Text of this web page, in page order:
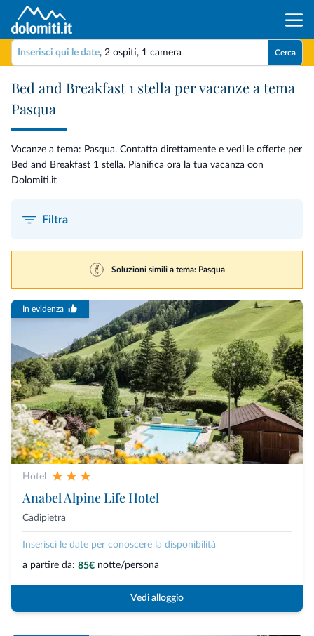
Inserisci qui le date, 2 ospiti, 1 camera Cerca
Bed and Breakfast 1 stella per vacanze a tema
Pasqua
Vacanze a tema: Pasqua. Contatta direttamente e vedi le offerte per
Bed and Breakfast 1 stella. Pianifica ora la tua vacanza con
Dolomiti.it
Filtra
Soluzioni simili a tema: Pasqua
In evidenza
Hotel
Anabel Alpine Life Hotel
Cadipietra
Inserisci le date per conoscere la disponibilità
a partire da: 85€ notte/persona
Vedi alloggio